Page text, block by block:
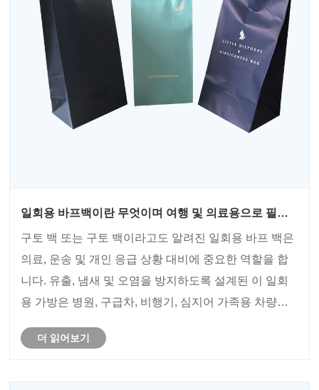
일회용 바프백이란 무엇이며 여행 및 의료용으로 필수
구토 백 또는 구토 백이라고도 알려진 일회용 바프 백은
의료, 운송 및 개인 응급 상황 대비에 중요한 역할을 합
니다. 유출, 냄새 및 오염을 방지하도록 설계된 이 일회
용 가방은 병원, 구급차, 비행기, 심지어 가족용 차량에
용 바프 백이 무엇인지, 작동 방식, 주요 용도, 재료 유형,
더 읽어보기